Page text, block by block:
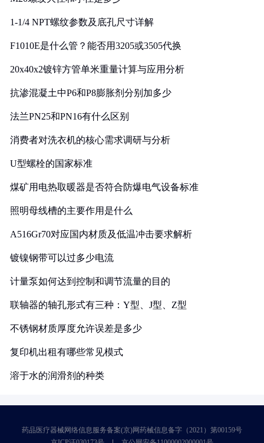
1-1/4 NPT螺纹参数及底孔尺寸详解
F1010E是什么管？能否用3205或3505代换
20x40x2镀锌方管单米重量计算与应用分析
抗渗混凝土中P6和P8膨胀剂分别加多少
法兰PN25和PN16有什么区别
消费者对洗衣机的核心需求调研与分析
U型螺栓的国家标准
煤矿用电热取暖器是否符合防爆电气设备标准
照明母线槽的主要作用是什么
A516Gr70对应国内材质及低温冲击要求解析
镀镍钢带可以过多少电流
计量泵如何达到控制和调节流量的目的
联轴器的轴孔形式有三种：Y型、J型、Z型
不锈钢材质厚度允许误差是多少
复印机出租有哪些常见模式
溶于水的润滑剂的种类
药品医疗器械网络信息服务备案(京)网药械信息备字（2021）第00159号